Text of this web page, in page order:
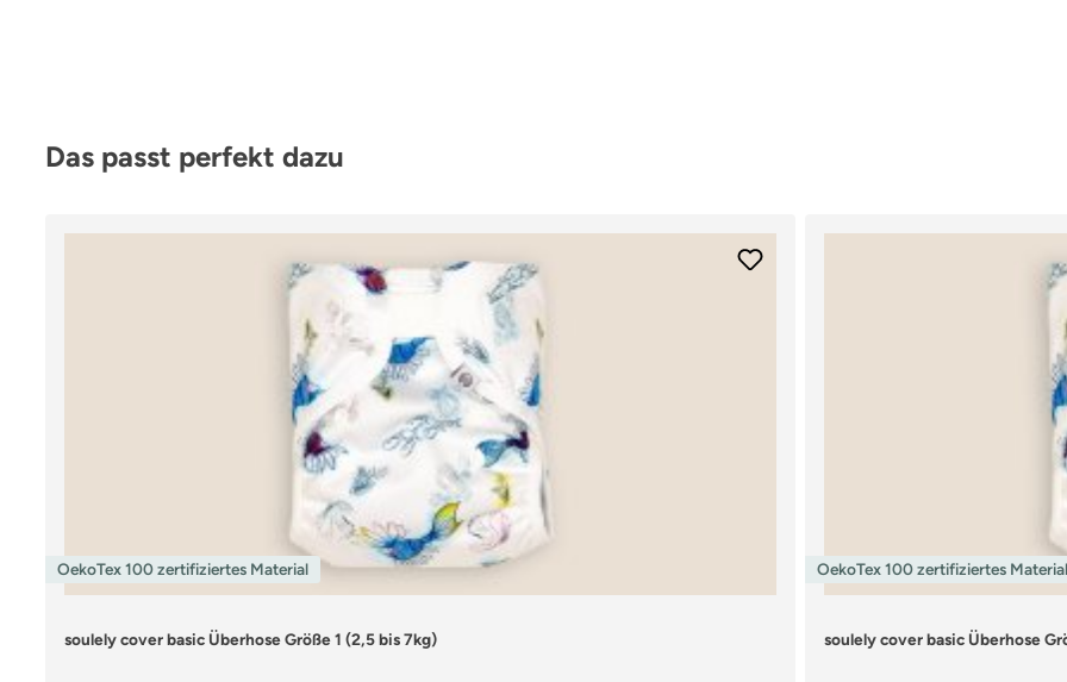
Produktgalerie überspringen
Das passt perfekt dazu
OekoTex 100 zertifiziertes Material
soulely cover basic Überhose Größe 1 (2,5 bis 7kg)
OekoTex 100 zertifiziertes Material
soulely cover basic Überhose